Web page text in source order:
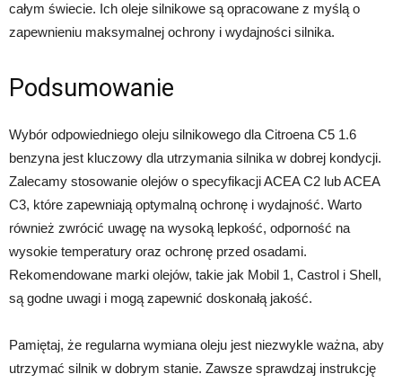
całym świecie. Ich oleje silnikowe są opracowane z myślą o
zapewnieniu maksymalnej ochrony i wydajności silnika.
Podsumowanie
Wybór odpowiedniego oleju silnikowego dla Citroena C5 1.6
benzyna jest kluczowy dla utrzymania silnika w dobrej kondycji.
Zalecamy stosowanie olejów o specyfikacji ACEA C2 lub ACEA
C3, które zapewniają optymalną ochronę i wydajność. Warto
również zwrócić uwagę na wysoką lepkość, odporność na
wysokie temperatury oraz ochronę przed osadami.
Rekomendowane marki olejów, takie jak Mobil 1, Castrol i Shell,
są godne uwagi i mogą zapewnić doskonałą jakość.
Pamiętaj, że regularna wymiana oleju jest niezwykle ważna, aby
utrzymać silnik w dobrym stanie. Zawsze sprawdzaj instrukcję